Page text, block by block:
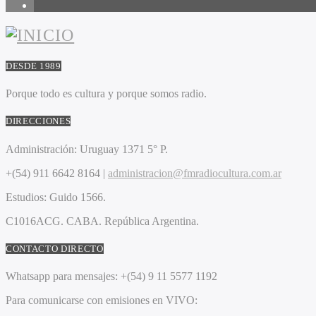
DESDE 1989
Porque todo es cultura y porque somos radio.
DIRECCIONES
Administración: Uruguay 1371 5° P.
+(54) 911 6642 8164 | administracion@fmradiocultura.com.ar
Estudios: Guido 1566.
C1016ACG. CABA. República Argentina.
CONTACTO DIRECTO
Whatsapp para mensajes: +(54) 9 11 5577 1192
Para comunicarse con emisiones en VIVO: